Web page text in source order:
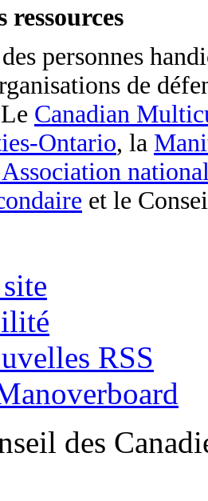
ressources
personnes
de
Canadian
Ontario, la
et le
RSS
des